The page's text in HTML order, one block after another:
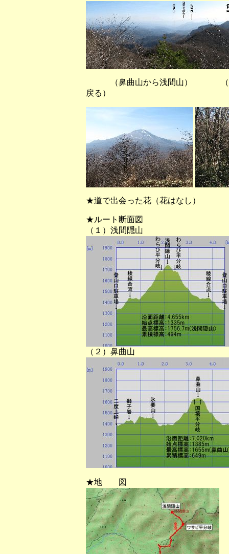
（鼻曲山から浅間山） （浅
戻る）
★道で出会った花（花はなし）
★ルート断面図
（１）浅間隠山
（２）鼻曲山
★地 図